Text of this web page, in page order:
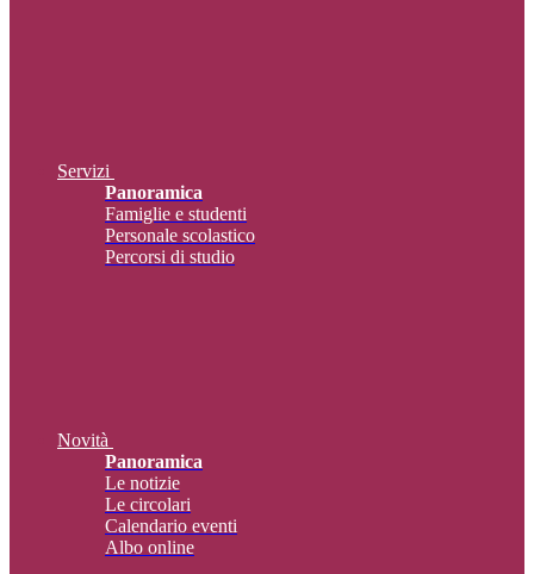
Servizi
Panoramica
Famiglie e studenti
Personale scolastico
Percorsi di studio
Novità
Panoramica
Le notizie
Le circolari
Calendario eventi
Albo online